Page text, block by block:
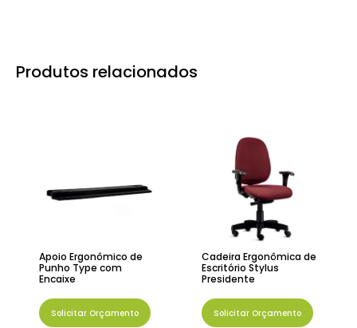
Produtos relacionados
Apoio Ergonômico de
Punho Type com
Encaixe
Solicitar Orçamento
Cadeira Ergonômica de
Escritório Stylus
Presidente
Solicitar Orçamento